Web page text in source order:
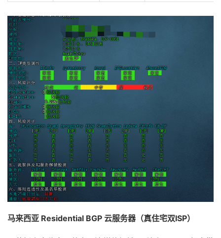
马来西亚 Residential BGP 云服务器（真住宅双ISP）